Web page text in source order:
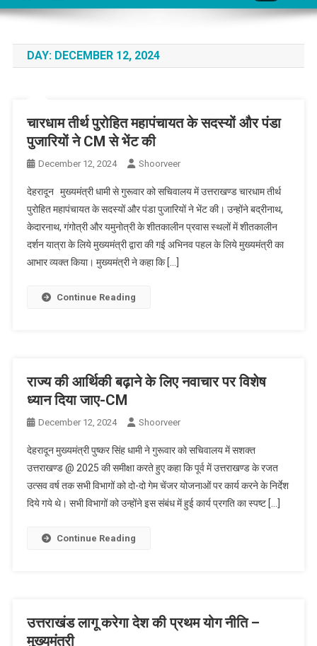
DAY: DECEMBER 12, 2024
चारधाम तीर्थ पुरोहित महापंचायत के सदस्यों और पंडा
पुजारियों ने CM से भेंट की
December 12, 2024 Shoorveer
देहरादून मुख्यमंत्री धामी से गुरूवार को सचिवालय में उत्तराखण्ड चारधाम तीर्थ
पुरोहित महापंचायत के सदस्यों और पंडा पुजारियों ने भेंट की। उन्होंने बद्रीनाथ,
केदारनाथ, गंगोत्री और यमुनोत्री के शीतकालीन प्रवास स्थलों में शीतकालीन
दर्शन यात्रा के लिये मुख्यमंत्री द्वारा की गई अभिनव पहल के लिये मुख्यमंत्री का
आभार व्यक्त किया। मुख्यमंत्री ने कहा कि […]
Continue Reading
राज्य की आर्थिकी बढ़ाने के लिए नवाचार पर विशेष
ध्यान दिया जाए-CM
December 12, 2024 Shoorveer
देहरादून मुख्यमंत्री पुष्कर सिंह धामी ने गुरूवार को सचिवालय में सशक्त
उत्तराखण्ड @ 2025 की समीक्षा करते हुए कहा कि पूर्व में उत्तराखण्ड के रजत
उत्सव वर्ष तक सभी विभागों को दो-दो गेम चेंजर योजनाओं पर कार्य करने के निर्देश
दिये गये थे। सभी विभागों को उन्होंने इस संबंध में हुई कार्य प्रगति का स्पष्ट […]
Continue Reading
उत्तराखंड लागू करेगा देश की प्रथम योग नीति –
मुख्यमंत्री